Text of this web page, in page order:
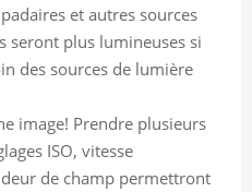
et autres sources
seront plus lumineuses si
des sources de lumière
image! Prendre plusieurs
ISO, vitesse
de champ permettront